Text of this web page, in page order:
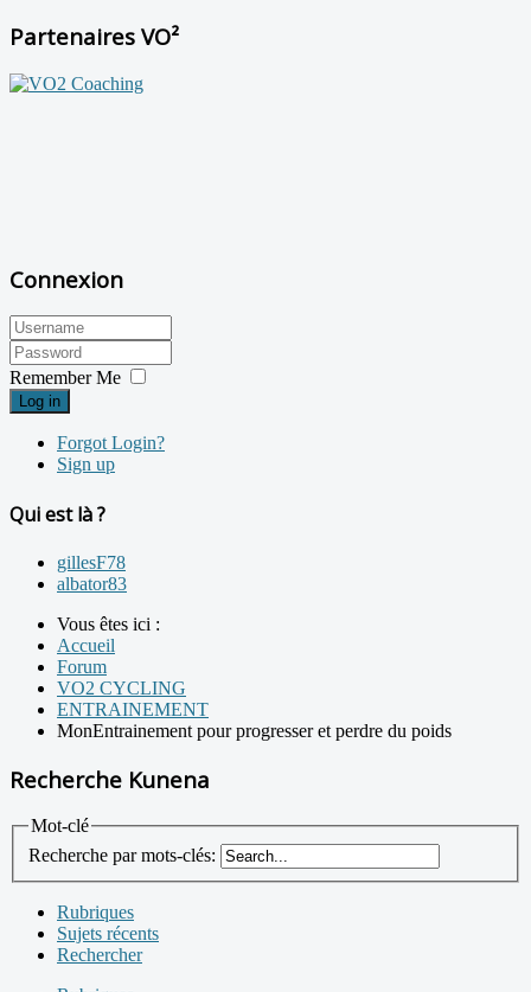
Partenaires VO²
Connexion
Remember Me
Log in
Forgot Login?
Sign up
Qui est là ?
gillesF78
albator83
Vous êtes ici :
Accueil
Forum
VO2 CYCLING
ENTRAINEMENT
MonEntrainement pour progresser et perdre du poids
Recherche Kunena
Mot-clé
Recherche par mots-clés:
Rubriques
Sujets récents
Rechercher